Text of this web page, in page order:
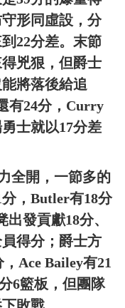
形同虛設，分
22分差。末節
兇狠，但爵士
將落後給追
有24分，Curry
士就以17分差
全開，一節多的
，Butler有18分
發貢獻18分、
得分；爵士方
Ace Bailey有21
6籃板，但團隊